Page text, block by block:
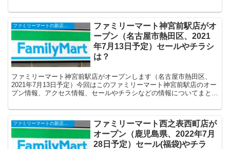
ファミリーマートの新店舗開店・オープンセール(福袋)・閉店、クーポンなど
ファミリーマート神宮前駅店がオ
ープン（名古屋市熱田区、2021
年7月13日予定）セールやチラシ
は？
ファミリーマート神宮前駅店がオープンします（名古屋市熱田区、
2021年7月13日予定）今回はこのファミリーマート神宮前駅店のオー
プン情報、アクセス情報、セールやチラシなどの情報についてまとめ
ファミリーマート西之表西町店が
オープン（鹿児島県、2022年7月
28日予定）セール(福袋)やチラ